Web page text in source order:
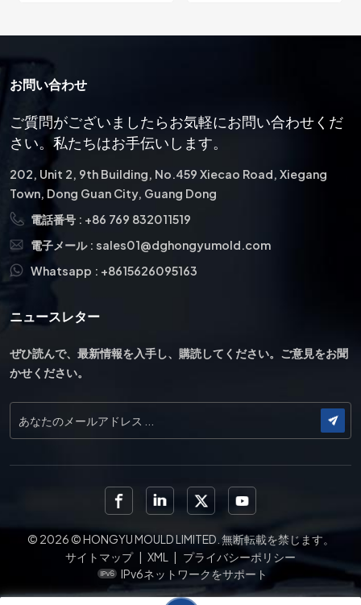
上、摩耗、摩擦、腐
対する耐性などの利
点が得られます。
年間にわたり、高精度の
プレス部品に注力してい
お問い合わせ
ご質問がございましたらお気軽にお問い合わせくだ
さい。私たちはお手伝いします。
202, Unit 2, 9th Building, No.459 Xiecao Road, Xiegang
Town, Dong Guan City, Guang Dong
電話番号 : +86 769 832011519
電子メール : sales01@dghongyumold.com
Whatsapp : +8615626095163
ニュースレター
ぜひ読んで、最新情報を入手し、購読してください。ご意見をお聞
かせください。
© 2026 © HONGYU MOULD LIMITED. 無断転載を禁じます。
サイトマップ | XML | プライバシーポリシー
IPv6ネットワークをサポート